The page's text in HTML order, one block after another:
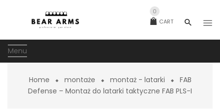
CART
0
Menu
Home montaże montaż - latarki
FAB
Defense – Montaż do latarki taktyczne FAB PLS-I